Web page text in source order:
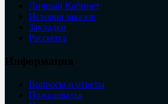
Личный Кабинет
История заказов
Закладки
Рассылка
Вопросы и ответы
Пожаловатья